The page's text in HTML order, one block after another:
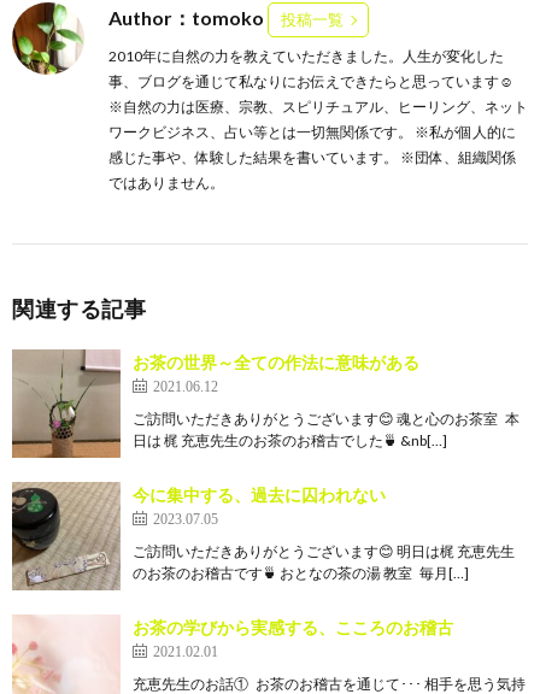
Author：tomoko 投稿一覧
2010年に自然の力を教えていただきました。人生が変化した
事、ブログを通じて私なりにお伝えできたらと思っています☺️
※自然の力は医療、宗教、スピリチュアル、ヒーリング、ネット
ワークビジネス、占い等とは一切無関係です。 ※私が個人的に
感じた事や、体験した結果を書いています。 ※団体、組織関係
ではありません。
関連する記事
お茶の世界～全ての作法に意味がある
2021.06.12
ご訪問いただきありがとうございます😊 魂と心のお茶室 本
日は 梶 充恵先生のお茶のお稽古でした🍵 &nb[…]
今に集中する、過去に囚われない
2023.07.05
ご訪問いただきありがとうございます😊 明日は梶 充恵先生
のお茶のお稽古です🍵 おとなの茶の湯 教室 毎月[…]
お茶の学びから実感する、こころのお稽古
2021.02.01
充恵先生のお話① お茶のお稽古を通じて･･･ 相手を思う気持